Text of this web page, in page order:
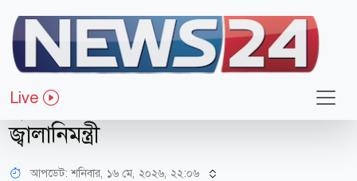
Live
আন্তর্জাতিক
ইরানকে হরমুজ খুলতে বাধ্য করা
যুক্তরাষ্ট্রের পক্ষে সহজ নয়: মার্কিন
জ্বালানিমন্ত্রী
আপডেট: শনিবার, ১৬ মে, ২০২৬, ২২:০৬